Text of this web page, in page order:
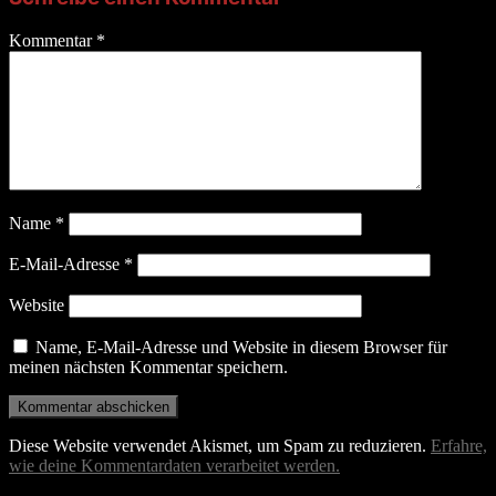
Kommentar *
Name *
E-Mail-Adresse *
Website
Name, E-Mail-Adresse und Website in diesem Browser für
meinen nächsten Kommentar speichern.
Diese Website verwendet Akismet, um Spam zu reduzieren. Erfahre,
wie deine Kommentardaten verarbeitet werden.